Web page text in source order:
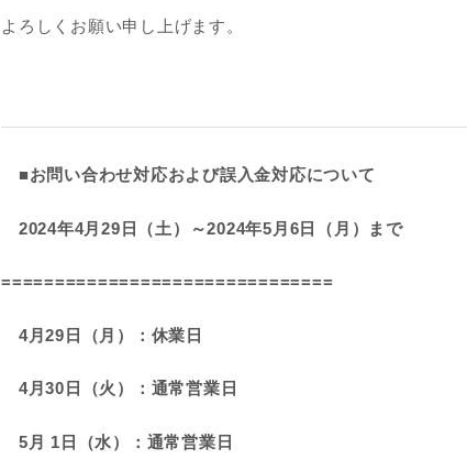
よろしくお願い申し上げます。
■お問い合わせ対応および誤入金対応について
2024年4月29日（土）～2024年5月6日（月）まで
===============================
4月29日（月）：休業日
4月30日（火）：通常営業日
5月 1日（水）：通常営業日